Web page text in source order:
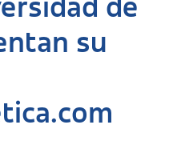
de
su